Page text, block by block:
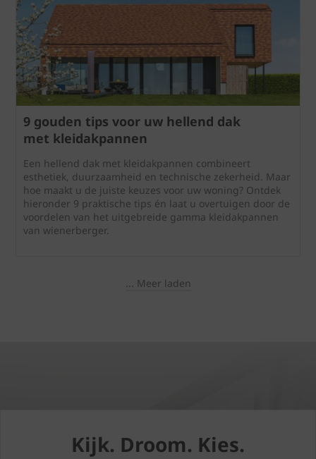
9 gouden tips voor uw hellend dak
met kleidakpannen
Een hellend dak met kleidakpannen combineert
esthetiek, duurzaamheid en technische zekerheid. Maar
hoe maakt u de juiste keuzes voor uw woning? Ontdek
hieronder 9 praktische tips én laat u overtuigen door de
voordelen van het uitgebreide gamma kleidakpannen
van wienerberger.
... Meer laden
Kijk. Droom. Kies.